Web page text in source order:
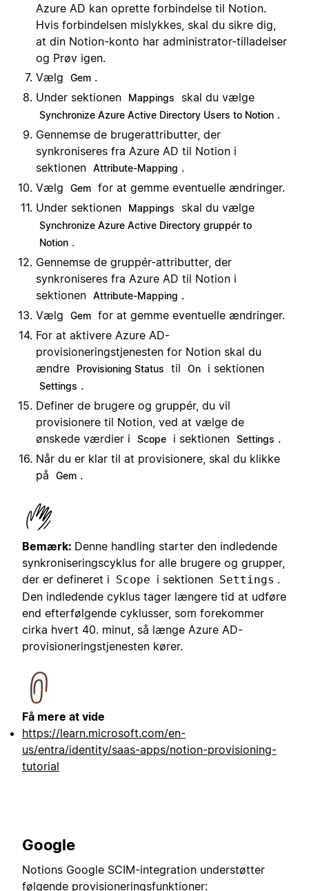
Azure AD kan oprette forbindelse til Notion.
Hvis forbindelsen mislykkes, skal du sikre dig,
at din Notion-konto har administrator-tilladelser
og Prøv igen.
Vælg
Gem .
Under sektionen
Mappings skal du vælge
Synchronize Azure Active Directory Users to Notion .
Gennemse de brugerattributter, der
synkroniseres fra Azure AD til Notion i
sektionen Attribute-Mapping .
Vælg
Gem for at gemme eventuelle ændringer.
Under sektionen
Mappings skal du vælge
Synchronize Azure Active Directory gruppér to
Notion .
Gennemse de gruppér-attributter, der
synkroniseres fra Azure AD til Notion i
sektionen Attribute-Mapping .
Vælg
Gem for at gemme eventuelle ændringer.
For at aktivere Azure AD-
provisioneringstjenesten for Notion skal du
ændre
Provisioning Status til On i sektionen
Settings .
Definer de brugere og gruppér, du vil
provisionere til Notion, ved at vælge de
ønskede værdier i
Scope i sektionen Settings .
Når du er klar til at provisionere, skal du klikke
på
Gem .
Bemærk: Denne handling starter den indledende
synkroniseringscyklus for alle brugere og grupper,
der er defineret i Scope i sektionen Settings .
Den indledende cyklus tager længere tid at udføre
end efterfølgende cyklusser, som forekommer
cirka hvert 40. minut, så længe Azure AD-
provisioneringstjenesten kører.
Få mere at vide
https://learn.microsoft.com/en-
us/entra/identity/saas-apps/notion-provisioning-
tutorial
Google
Notions Google SCIM-integration understøtter
følgende provisioneringsfunktioner: